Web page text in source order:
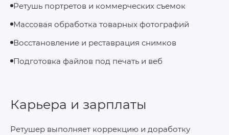
Ретушь портретов и коммерческих съемок
Массовая обработка товарных фотографий
Восстановление и реставрация снимков
Подготовка файлов под печать и веб
Карьера и зарплаты
Ретушер выполняет коррекцию и доработку